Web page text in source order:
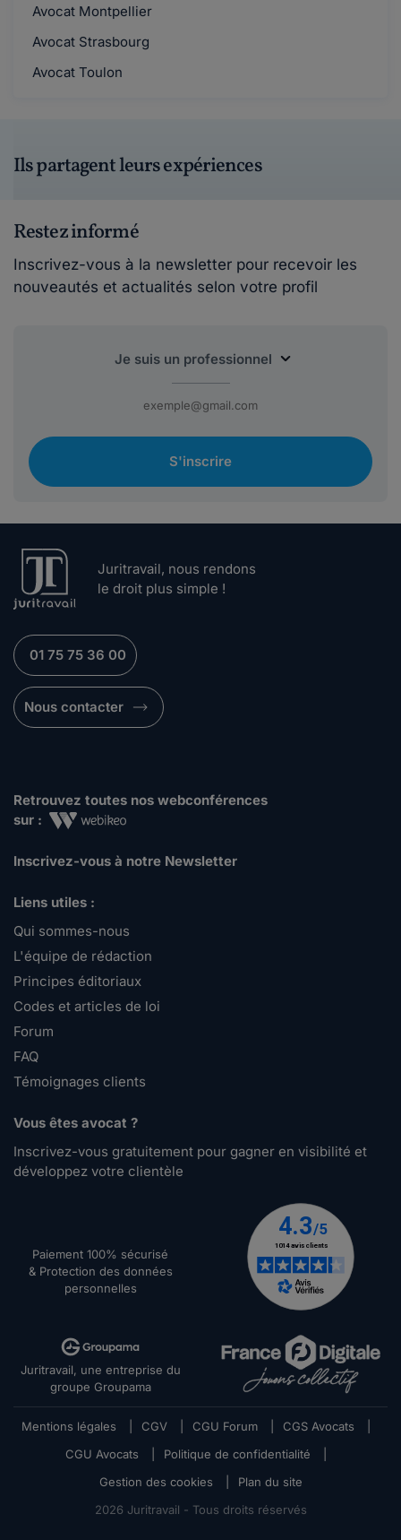
Avocat Montpellier
Avocat Strasbourg
Avocat Toulon
Ils partagent leurs expériences
Restez informé
Inscrivez-vous à la newsletter pour recevoir les
nouveautés et actualités selon votre profil
S'inscrire
Juritravail, nous rendons
le droit plus simple !
01 75 75 36 00
Nous contacter
Retrouvez toutes nos webconférences
sur :
Inscrivez-vous à notre Newsletter
Liens utiles :
Qui sommes-nous
L'équipe de rédaction
Principes éditoriaux
Codes et articles de loi
Forum
FAQ
Témoignages clients
Vous êtes avocat ?
Inscrivez-vous gratuitement pour gagner en visibilité et
développez votre clientèle
Paiement 100% sécurisé
& Protection des données
personnelles
Juritravail, une entreprise du
groupe Groupama
Mentions légales CGV CGU Forum CGS Avocats
CGU Avocats
Politique de confidentialité
Gestion des cookies
Plan du site
2026 Juritravail - Tous droits réservés